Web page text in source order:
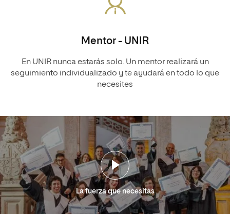
Mentor - UNIR
En UNIR nunca estarás solo. Un mentor realizará un
seguimiento individualizado y te ayudará en todo lo que
necesites
La fuerza que necesitas